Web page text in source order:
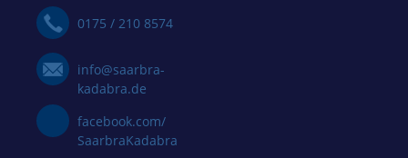
0175 / 210 8574
info@saarbra-
kadabra.de
facebook.com/
SaarbraKadabra